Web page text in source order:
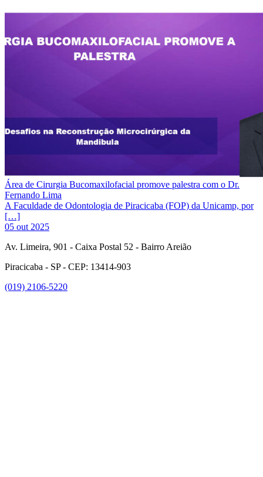
Área de Cirurgia Bucomaxilofacial promove palestra com o Dr.
Fernando Lima
A Faculdade de Odontologia de Piracicaba (FOP) da Unicamp, por
[…]
05 out 2025
Av. Limeira, 901 - Caixa Postal 52 - Bairro Areião
Piracicaba - SP - CEP: 13414-903
(019) 2106-5220